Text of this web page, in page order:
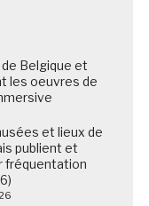
Belgique et
les oeuvres de
et lieux de
publient et
fréquentation